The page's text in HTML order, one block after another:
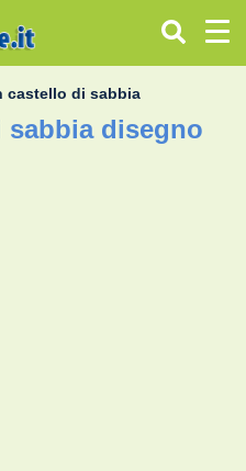
castello di sabbia
sabbia disegno